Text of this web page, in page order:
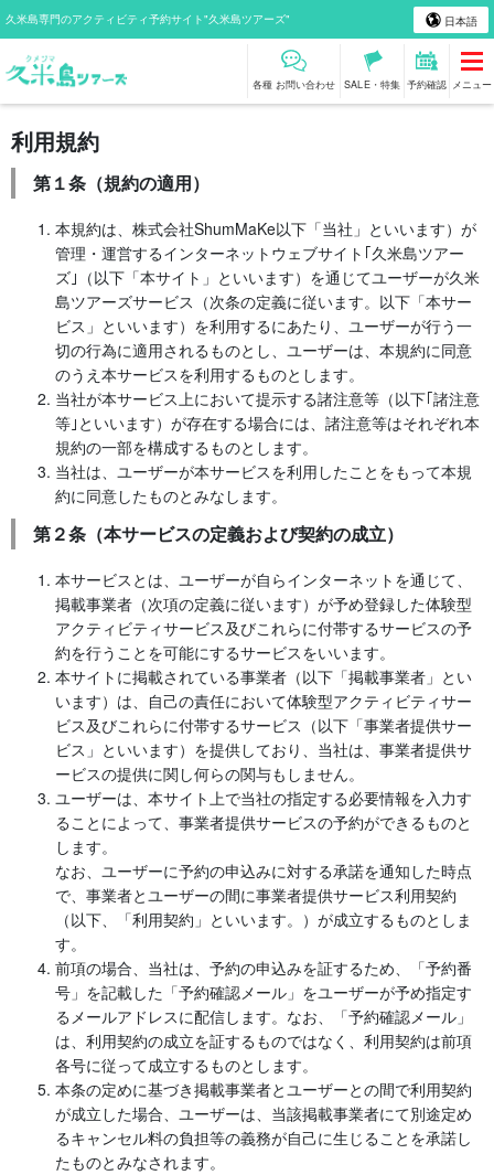
久米島専門のアクティビティ予約サイト"久米島ツアーズ" 日本語
各種 お問い合わせ SALE・特集 予約確認 メニュー
利用規約
第１条（規約の適用）
本規約は、株式会社ShumMaKe以下「当社」といいます）が
管理・運営するインターネットウェブサイト｢久米島ツアー
ズ｣（以下「本サイト」といいます）を通じてユーザーが久米
島ツアーズサービス（次条の定義に従います。以下「本サー
ビス」といいます）を利用するにあたり、ユーザーが行う一
切の行為に適用されるものとし、ユーザーは、本規約に同意
のうえ本サービスを利用するものとします。
当社が本サービス上において提示する諸注意等（以下｢諸注意
等｣といいます）が存在する場合には、諸注意等はそれぞれ本
規約の一部を構成するものとします。
当社は、ユーザーが本サービスを利用したことをもって本規
約に同意したものとみなします。
第２条（本サービスの定義および契約の成立）
本サービスとは、ユーザーが自らインターネットを通じて、
掲載事業者（次項の定義に従います）が予め登録した体験型
アクティビティサービス及びこれらに付帯するサービスの予
約を行うことを可能にするサービスをいいます。
本サイトに掲載されている事業者（以下「掲載事業者」とい
います）は、自己の責任において体験型アクティビティサー
ビス及びこれらに付帯するサービス（以下「事業者提供サー
ビス」といいます）を提供しており、当社は、事業者提供サ
ービスの提供に関し何らの関与もしません。
ユーザーは、本サイト上で当社の指定する必要情報を入力す
ることによって、事業者提供サービスの予約ができるものと
します。
なお、ユーザーに予約の申込みに対する承諾を通知した時点
で、事業者とユーザーの間に事業者提供サービス利用契約
（以下、「利用契約」といいます。）が成立するものとしま
す。
前項の場合、当社は、予約の申込みを証するため、「予約番
号」を記載した「予約確認メール」をユーザーが予め指定す
るメールアドレスに配信します。なお、「予約確認メール」
は、利用契約の成立を証するものではなく、利用契約は前項
各号に従って成立するものとします。
本条の定めに基づき掲載事業者とユーザーとの間で利用契約
が成立した場合、ユーザーは、当該掲載事業者にて別途定め
るキャンセル料の負担等の義務が自己に生じることを承諾し
たものとみなされます。